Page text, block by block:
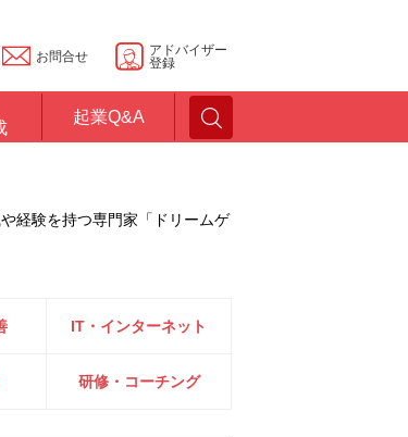
お問合せ
アドバイザー
登録
起業Q&A
経験を持つ専門家「ドリームゲ
IT・インターネット
研修・コーチング